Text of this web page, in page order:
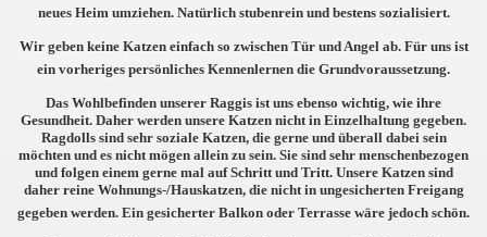
neues Heim umziehen. Natürlich stubenrein und bestens sozialisiert.
Wir geben keine Katzen einfach so zwischen Tür und Angel ab. Für uns ist
ein vorheriges persönliches Kennenlernen die Grundvoraussetzung.
Das Wohlbefinden unserer Raggis ist uns ebenso wichtig, wie ihre
Gesundheit. Daher werden unsere Katzen nicht in Einzelhaltung gegeben.
Ragdolls sind sehr soziale Katzen, die gerne und überall dabei sein
möchten und es nicht mögen allein zu sein. Sie sind sehr menschenbezogen
und folgen einem gerne mal auf Schritt und Tritt. Unsere Katzen sind
daher reine Wohnungs-/Hauskatzen, die nicht in ungesicherten Freigang
gegeben werden. Ein gesicherter Balkon oder Terrasse wäre jedoch schön.